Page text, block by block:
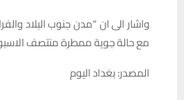
واشار الى ان “مدن جنوب البلاد
مع حالة جوية ممطرة منتصف
المصدر: بغداد اليوم